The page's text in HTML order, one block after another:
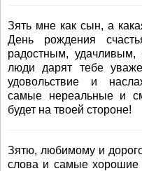
Зять мне как сын, а
День рождения
радостным,
люди дарят тебе
удовольствие и
самые нереальные и
будет на твоей стороне!
Зятю, любимому и
слова и самые хорошие